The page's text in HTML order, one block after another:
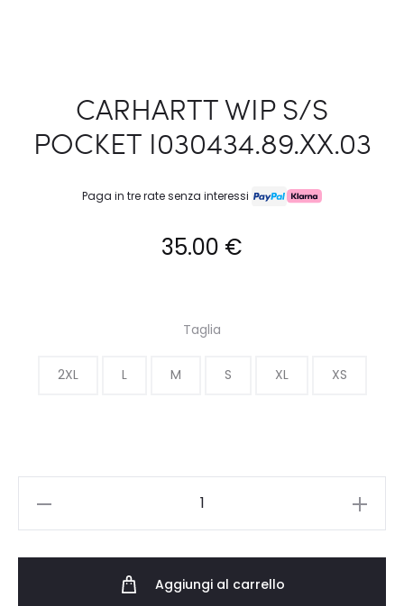
CARHARTT WIP S/S
POCKET I030434.89.XX.03
Paga in tre rate senza interessi
35.00 €
Taglia
2XL L M S XL XS
I030434.89.XX.03
Aggiungi al carrello